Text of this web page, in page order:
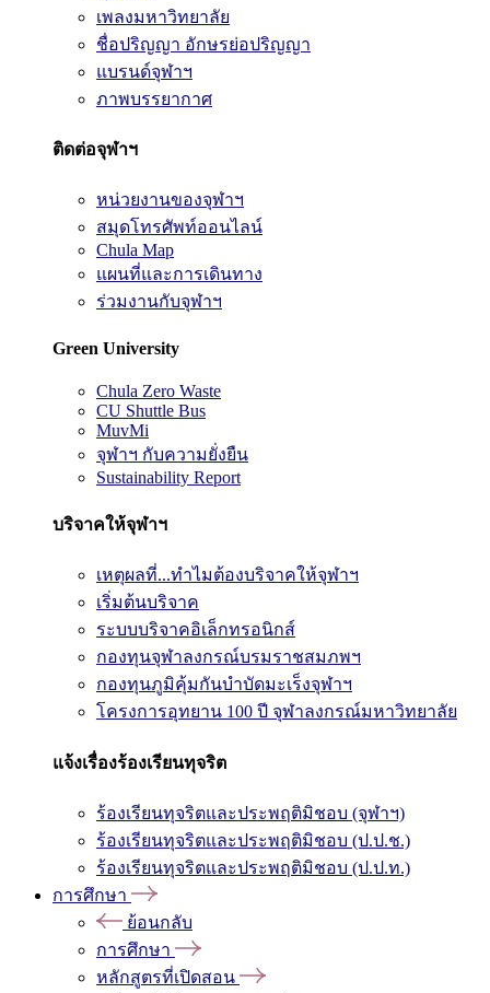
เพลงมหาวิทยาลัย
ชื่อปริญญา อักษรย่อปริญญา
แบรนด์จุฬาฯ
ภาพบรรยากาศ
ติดต่อจุฬาฯ
หน่วยงานของจุฬาฯ
สมุดโทรศัพท์ออนไลน์
Chula Map
แผนที่และการเดินทาง
ร่วมงานกับจุฬาฯ
Green University
Chula Zero Waste
CU Shuttle Bus
MuvMi
จุฬาฯ กับความยั่งยืน
Sustainability Report
บริจาคให้จุฬาฯ
เหตุผลที่...ทำไมต้องบริจาคให้จุฬาฯ
เริ่มต้นบริจาค
ระบบบริจาคอิเล็กทรอนิกส์
กองทุนจุฬาลงกรณ์บรมราชสมภพฯ
กองทุนภูมิคุ้มกันบำบัดมะเร็งจุฬาฯ
โครงการอุทยาน 100 ปี จุฬาลงกรณ์มหาวิทยาลัย
แจ้งเรื่องร้องเรียนทุจริต
ร้องเรียนทุจริตและประพฤติมิชอบ (จุฬาฯ)
ร้องเรียนทุจริตและประพฤติมิชอบ (ป.ป.ช.)
ร้องเรียนทุจริตและประพฤติมิชอบ (ป.ป.ท.)
การศึกษา
ย้อนกลับ
การศึกษา
หลักสูตรที่เปิดสอน